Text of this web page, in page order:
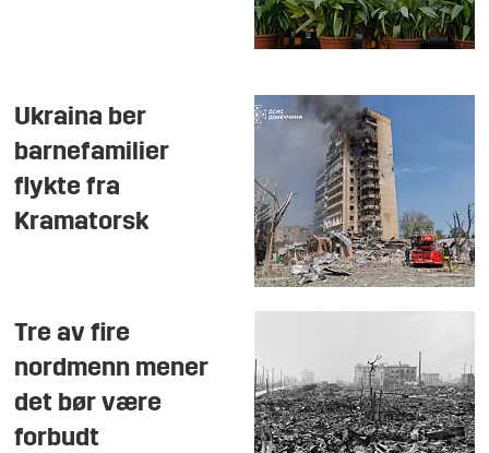
Ukraina ber
barnefamilier
flykte fra
Kramatorsk
Tre av fire
nordmenn mener
det bør være
forbudt